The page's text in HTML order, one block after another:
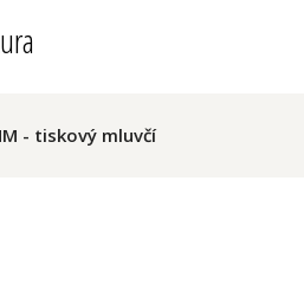
- tiskový mluvčí